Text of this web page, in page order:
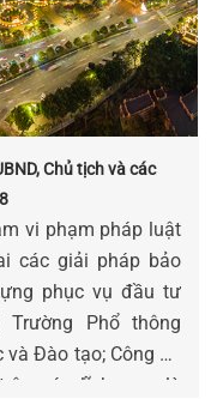
Chủ tịch và các
vi phạm pháp luật
các giải pháp bảo
phục vụ đầu tư
Trường Phổ thông
Đào tạo; Công bố
các lĩnh vực…là